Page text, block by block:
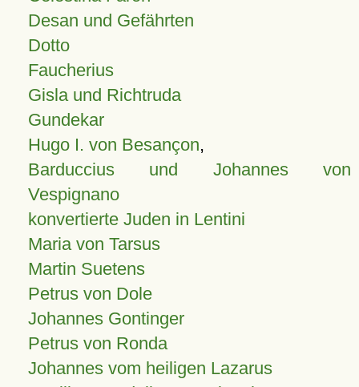
Desan und Gefährten
Dotto
Faucherius
Gisla und Richtruda
Gundekar
Hugo I. von Besançon,
Barduccius und Johannes von
Vespignano
konvertierte Juden in Lentini
Maria von Tarsus
Martin Suetens
Petrus von Dole
Johannes Gontinger
Petrus von Ronda
Johannes vom heiligen Lazarus